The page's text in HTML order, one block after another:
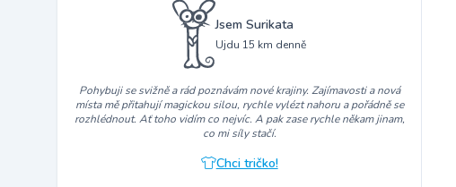
Jsem Surikata
Ujdu 15 km denně
Pohybuji se svižně a rád poznávám nové krajiny. Zajímavosti a nová
místa mě přitahují magickou silou, rychle vylézt nahoru a pořádně se
rozhlédnout. Ať toho vidím co nejvíc. A pak zase rychle někam jinam,
co mi síly stačí.
Chci tričko!